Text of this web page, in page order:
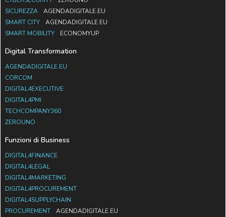
SICUREZZA
AGENDADIGITALE.EU
SMART CITY
AGENDADIGITALE.EU
SMART MOBILITY
ECONOMYUP
Digital Transformation
AGENDADIGITALE.EU
CORCOM
DIGITAL4EXECUTIVE
DIGITAL4PMI
TECHCOMPANY360
ZEROUNO
Funzioni di Business
DIGITAL4FINANCE
DIGITAL4LEGAL
DIGITAL4MARKETING
DIGITAL4PROCUREMENT
DIGITAL4SUPPLYCHAIN
PROCUREMENT
AGENDADIGITALE.EU